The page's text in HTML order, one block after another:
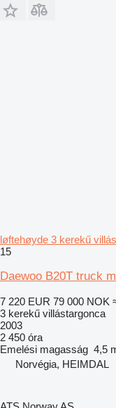
løftehøyde 3 kerekű
15
Daewoo B20T truck
7 220 EUR 79 000 NOK
3 kerekű villástargonca
2003
2 450 óra
Emelési magasság 4,5
Norvégia, HEIMDAL